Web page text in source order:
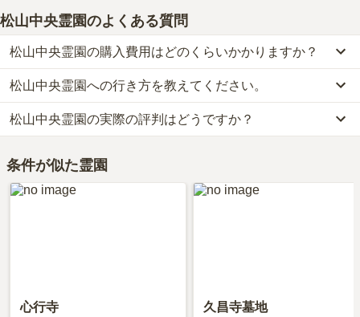
松山中央霊園のよくある質問
松山中央霊園の購入費用はどのくらいかかりますか？
松山中央霊園では、一般墓が約35万円(墓石代別)からお求めいただ
けます。
なお、松山中央霊園がある愛媛県の相場は、一般墓が約60万円（墓
石代別途）です。
お墓は、価格が高いものがよい、安いものが悪い、という訳ではあ
りません。大切なのは、ご家族が心から納得し、安心してお参りで
きる場所を選ぶことです。
松山中央霊園への行き方を教えてください。
公共交通機関の場合、伊予鉄道バスに乗車、「片廻バス停」下車徒
歩約14分です。
車の場合、松山自動車道「松山インター」から車で約35分です。
詳しいルートや地図は、本ページの「地図・交通アクセス」欄をご
確認ください。
松山中央霊園の実際の評判はどうですか？
口コミはあくまで一つの目安です。資料請求や現地見学を通して、
ご自身の目で雰囲気を確認してみることをおすすめします。
条件が似た霊園
心行寺 久昌寺墓地